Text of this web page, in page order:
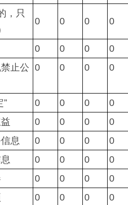
，只
0 0 0 0
0 0 0 0
止公 0 0 0 0
” 0 0 0 0
0 0 0 0
息
0 0 0 0
0 0 0 0
0 0 0 0
0 0 0 0